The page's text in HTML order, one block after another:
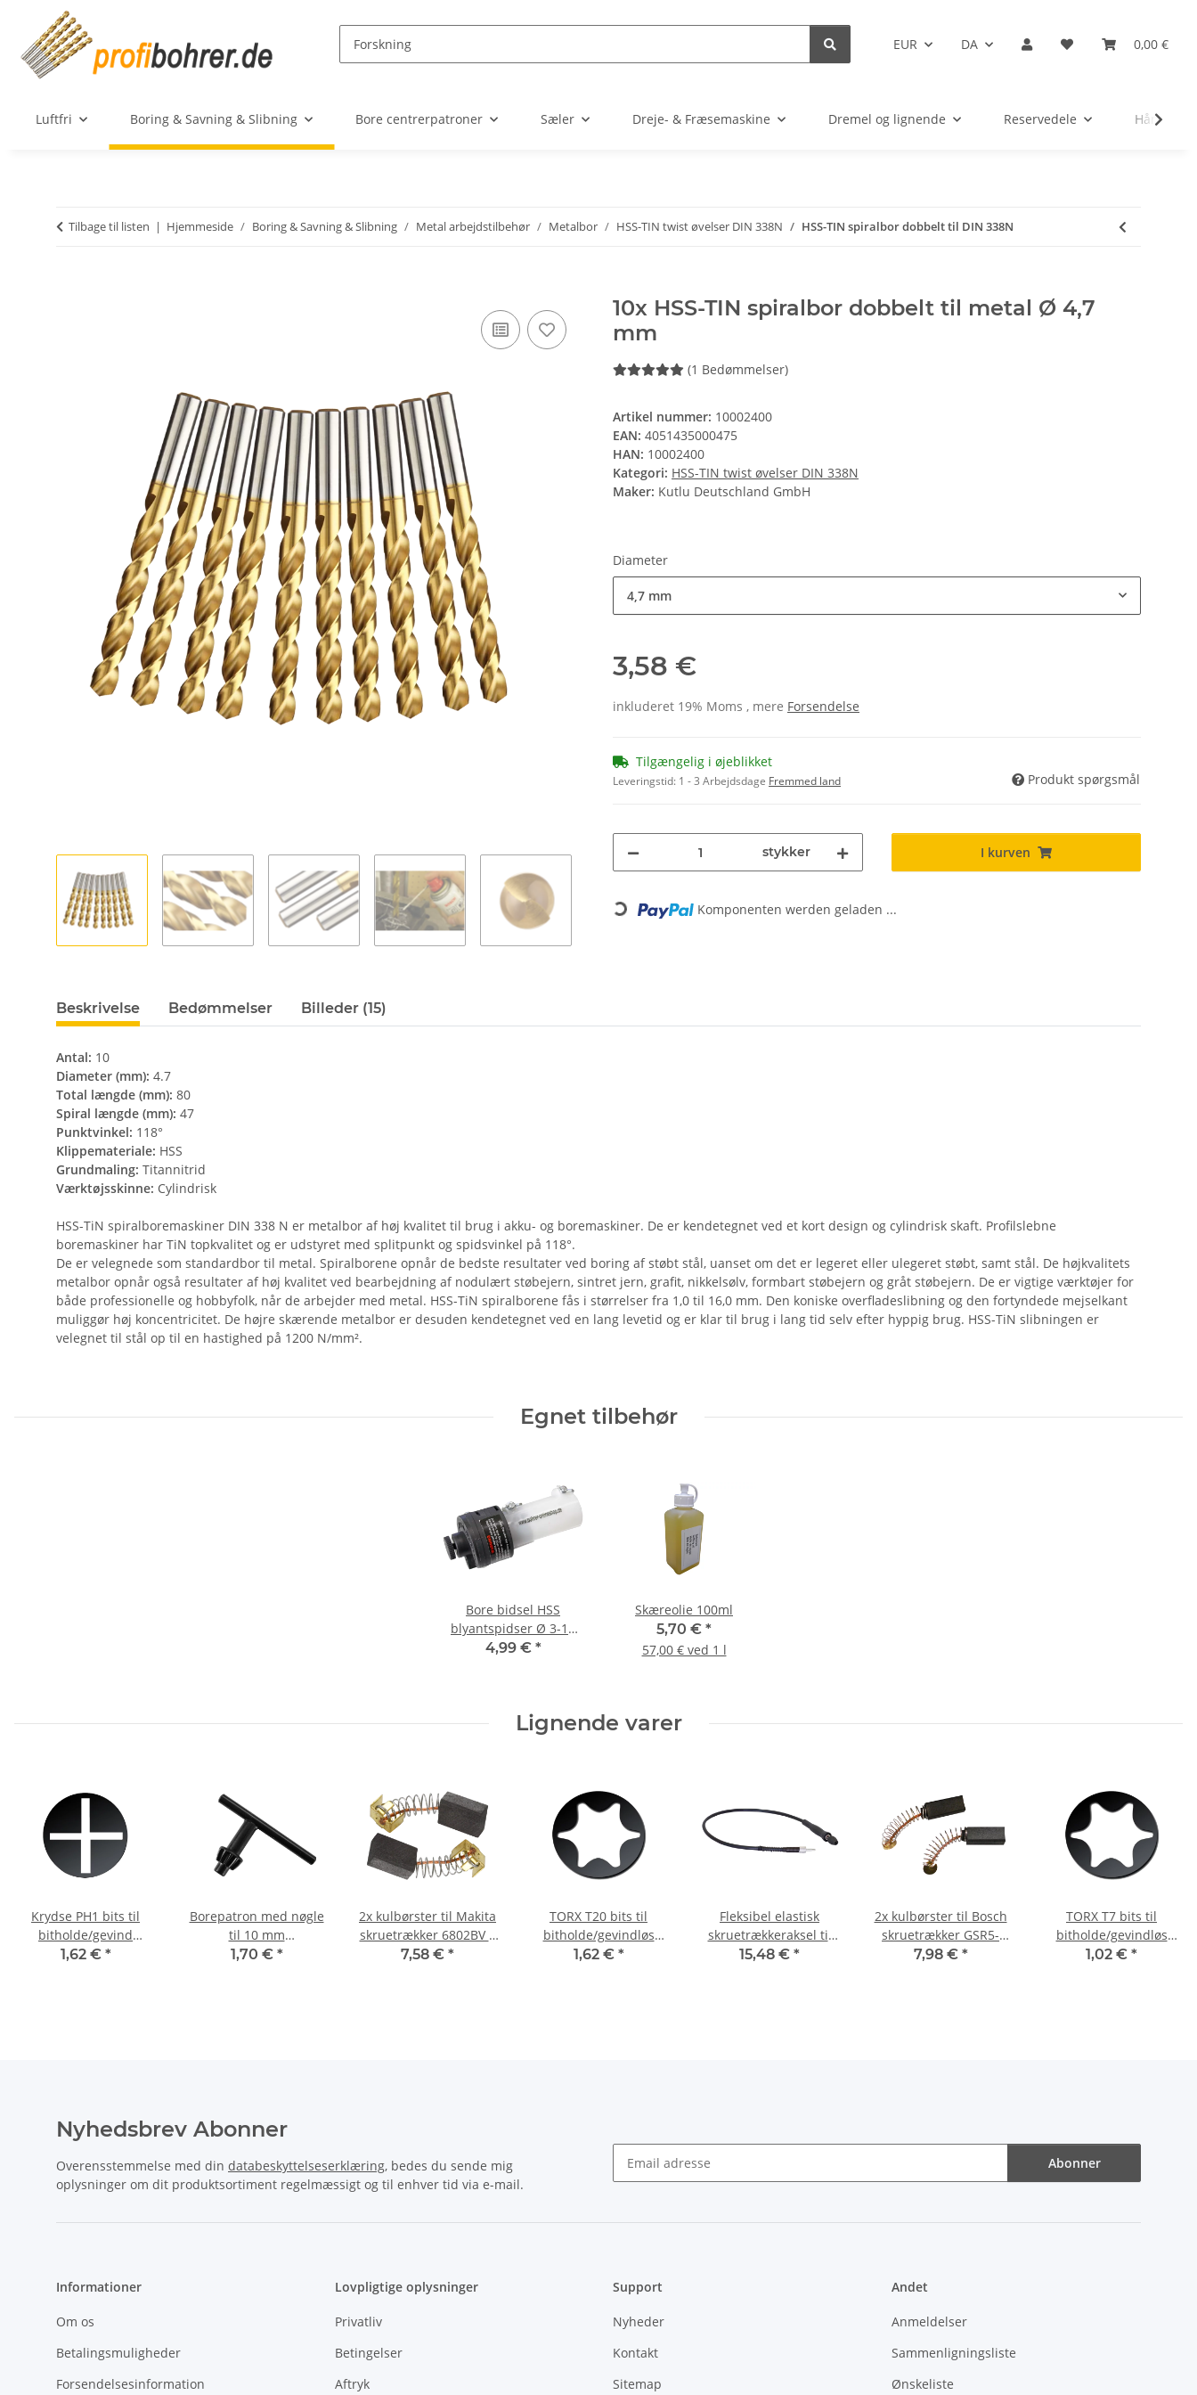
EUR DA 0,00 €
Luftfri Boring & Savning & Slibning Bore centrerpatroner Sæler Dreje- & Fræsemaskine Dremel og lignende Reservedele
Tilbage til listen Hjemmeside Boring & Savning & Slibning Metal arbejdstilbehør Metalbor HSS-TIN twist øvelser DIN 338N HSS-TIN spiralbor dobbelt til DIN 338N
10x HSS-TIN spiralbor dobbelt til metal Ø 4,7
mm
(1 Bedømmelser)
Artikel nummer: 10002400
EAN: 4051435000475
HAN: 10002400
Kategori: HSS-TIN twist øvelser DIN 338N
Maker: Kutlu Deutschland GmbH
Diameter
4,7 mm
3,58 €
inkluderet 19% Moms , mere Forsendelse
Tilgængelig i øjeblikket
Leveringstid: 1 - 3 Arbejdsdage Fremmed land Produkt spørgsmål
stykker I kurven
Loading... Komponenten werden geladen ...
Beskrivelse Bedømmelser Billeder (15)
Antal: 10
Diameter (mm): 4.7
Total længde (mm): 80
Spiral længde (mm): 47
Punktvinkel: 118°
Klippemateriale: HSS
Grundmaling: Titannitrid
Værktøjsskinne: Cylindrisk
HSS-TiN spiralboremaskiner DIN 338 N er metalbor af høj kvalitet til brug i akku- og boremaskiner. De er kendetegnet ved et kort design og cylindrisk skaft. Profilslebne
boremaskiner har TiN topkvalitet og er udstyret med splitpunkt og spidsvinkel på 118°.
De er velegnede som standardbor til metal. Spiralborene opnår de bedste resultater ved boring af støbt stål, uanset om det er legeret eller ulegeret støbt, samt stål. De højkvalitets
metalbor opnår også resultater af høj kvalitet ved bearbejdning af nodulært støbejern, sintret jern, grafit, nikkelsølv, formbart støbejern og gråt støbejern. De er vigtige værktøjer for
både professionelle og hobbyfolk, når de arbejder med metal. HSS-TiN spiralborene fås i størrelser fra 1,0 til 16,0 mm. Den koniske overfladeslibning og den fortyndede mejselkant
muliggør høj koncentricitet. De højre skærende metalbor er desuden kendetegnet ved en lang levetid og er klar til brug i lang tid selv efter hyppig brug. HSS-TiN slibningen er
velegnet til stål op til en hastighed på 1200 N/mm².
Egnet tilbehør
Bore bidsel HSS
blyantspidser Ø 3-10
mm
4,99 € *
Skæreolie 100ml
5,70 € *
57,00 € ved 1 l
Lignende varer
Krydse PH1 bits til
bitholde/gevind
skruetrække/slagnøgle
1,62 € *
Borepatron med nøgle
til 10 mm
tandkransborepatron
1,70 € *
2x kulbørster til Makita
skruetrækker 6802BV 5
x 8 x 11 mm
7,58 € *
TORX T20 bits til
bitholde/gevindløs
skruetrække/slagnøgle
1,62 € *
Fleksibel elastisk
skruetrækkeraksel til
boreforlængelse 1090
15,48 € *
2x kulbørster til Bosch
skruetrækker GSR5-
11TE 6,3 x 6,3 x 17 mm
7,98 € *
TORX T7 bits til
bitholde/gevindløs
skruetrække/slagnøgle
1,02 € *
Nyhedsbrev Abonner
Overensstemmelse med din databeskyttelseserklæring, bedes du sende mig
oplysninger om dit produktsortiment regelmæssigt og til enhver tid via e-mail.
Abonner
Informationer
Om os
Betalingsmuligheder
Forsendelsesinformation
Lovpligtige oplysninger
Privatliv
Betingelser
Aftryk
Support
Nyheder
Kontakt
Sitemap
Andet
Anmeldelser
Sammenligningsliste
Ønskeliste